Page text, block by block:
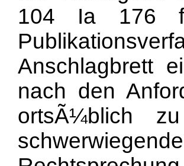
104 Ia 176
Anschlagbrett
nach den
ortsÃ¼blich